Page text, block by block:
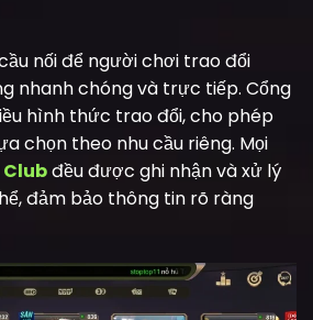
nối để người chơi trao đổi
nhanh chóng và trực tiếp. Cổng
hình thức trao đổi, cho phép
chọn theo nhu cầu riêng. Mọi
Clubđều được ghi nhận và xử lý
đảm bảo thông tin rõ ràng